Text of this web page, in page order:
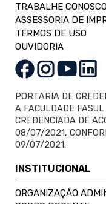
TRABALHE
ASSESSORIA DE
TERMOS DE USO
OUVIDORIA
PORTARIA DE
A FACULDADE FASUL
CREDENCIADA DE
08/07/2021,
09/07/2021.
INSTITUCIONAL
ORGANIZAÇÃO